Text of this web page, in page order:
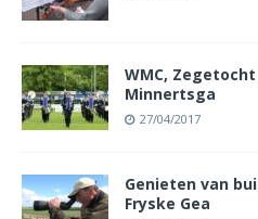
WMC,
Minnertsga
27/04/2017
Genieten van
Fryske Gea